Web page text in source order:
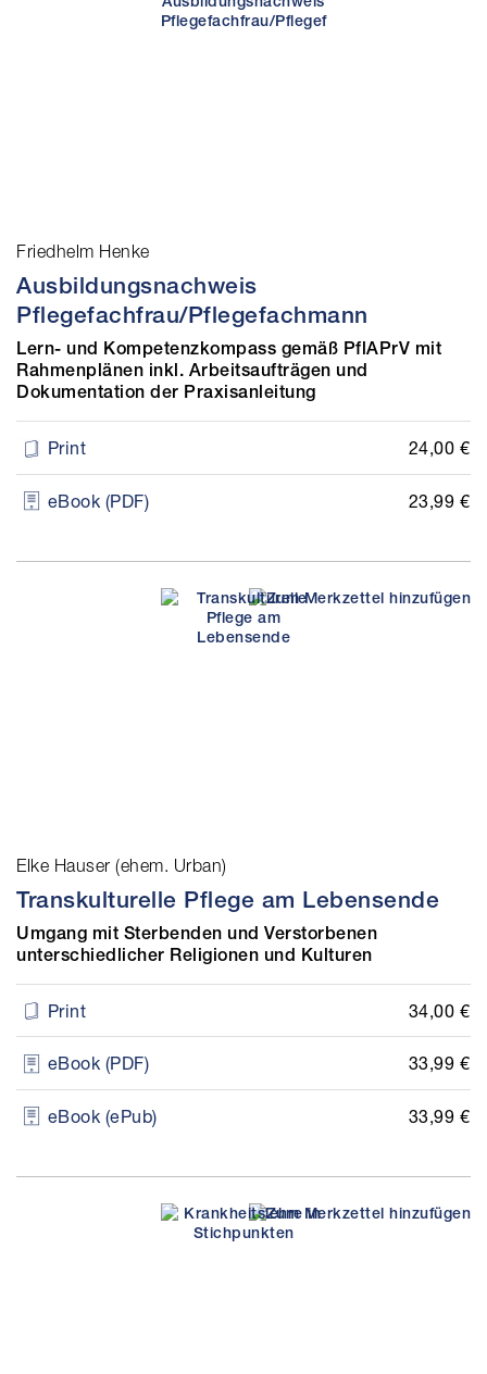
Friedhelm Henke
Ausbildungsnachweis
Pflegefachfrau/Pflegefachmann
Lern- und Kompetenzkompass gemäß PflAPrV mit
Rahmenplänen inkl. Arbeitsaufträgen und
Dokumentation der Praxisanleitung
Print 24,00 €
eBook (PDF) 23,99 €
Elke Hauser (ehem. Urban)
Transkulturelle Pflege am Lebensende
Umgang mit Sterbenden und Verstorbenen
unterschiedlicher Religionen und Kulturen
Print 34,00 €
eBook (PDF) 33,99 €
eBook (ePub) 33,99 €